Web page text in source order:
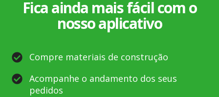
Fica ainda mais fácil com o
nosso aplicativo
Compre materiais de construção
Acompanhe o andamento dos seus
pedidos